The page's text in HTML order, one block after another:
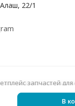
В
22/1
запчастей для